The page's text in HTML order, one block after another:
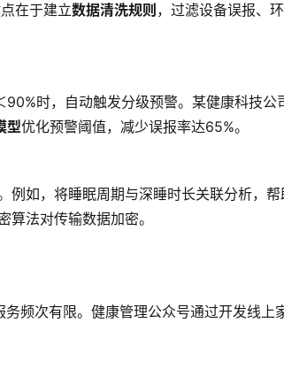
在于建立数据清洗规则 ，过滤设备误报、
时，自动触发分级预警。某健康科技公
型优化预警阈值，减少误报率达65%。
例如，将睡眠周期与深睡时长关联分析，帮
算法对传输数据加密。
频次有限。健康管理公众号通过开发线上